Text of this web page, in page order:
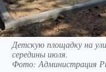
Детскую площадку на
середины июля.
Фото:Администрация